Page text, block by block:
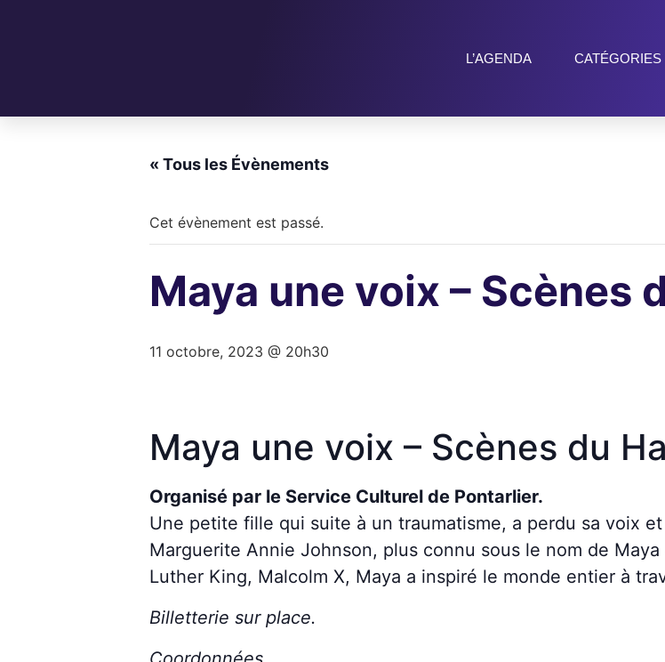
L’AGENDA CATÉGORIES
« Tous les Évènements
Cet évènement est passé.
Maya une voix – Scènes
11 octobre, 2023 @ 20h30
Maya une voix – Scènes du
Organisé par le Service Culturel de Pontarlier.
Une petite fille qui suite à un traumatisme, a perdu sa voix
Marguerite Annie Johnson, plus connu sous le nom de
Luther King, Malcolm X, Maya a inspiré le monde entier à
Billetterie sur place.